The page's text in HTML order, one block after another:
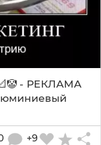
- РЕКЛАМА
+9